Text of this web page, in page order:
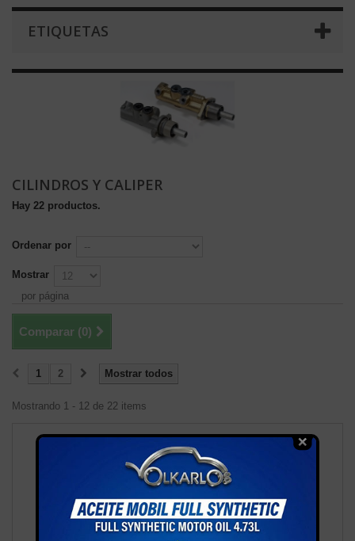
ETIQUETAS
CILINDROS Y CALIPER
Hay 22 productos.
Ordenar por
Mostrar
por página
Comparar (0)
Mostrar todos
1 2
Mostrando 1 - 12 de 22 items